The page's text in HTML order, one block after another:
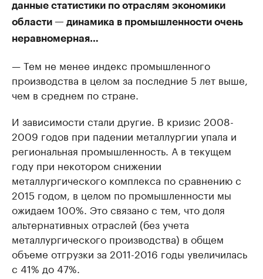
данные статистики по отраслям экономики
области — динамика в промышленности очень
неравномерная…
— Тем не менее индекс промышленного
производства в целом за последние 5 лет выше,
чем в среднем по стране.
И зависимости стали другие. В кризис 2008-
2009 годов при падении металлургии упала и
региональная промышленность. А в текущем
году при некотором снижении
металлургического комплекса по сравнению с
2015 годом, в целом по промышленности мы
ожидаем 100%. Это связано с тем, что доля
альтернативных отраслей (без учета
металлургического производства) в общем
объеме отгрузки за 2011-2016 годы увеличилась
с 41% до 47%.